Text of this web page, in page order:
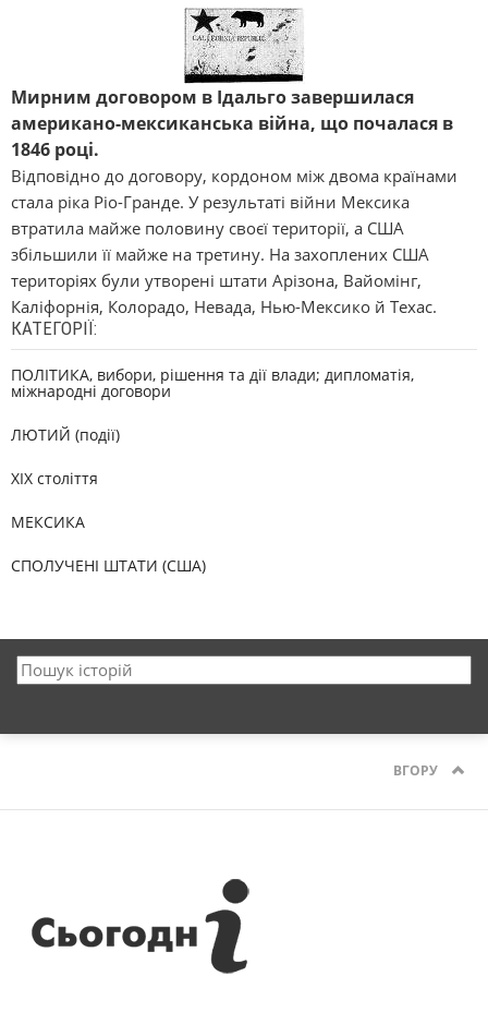
Мирним договором в Ідальго завершилася
американо-мексиканська війна, що почалася в
1846 році.
Відповідно до договору, кордоном між двома країнами
стала ріка Ріо-Гранде. У результаті війни Мексика
втратила майже половину своєї території, а США
збільшили її майже на третину. На захоплених США
територіях були утворені штати Арізона, Вайомінг,
Каліфорнія, Колорадо, Невада, Нью-Мексико й Техас.
КАТЕГОРІЇ:
ПОЛІТИКА, вибори, рішення та дії влади; дипломатія,
міжнародні договори
ЛЮТИЙ (події)
XIX століття
МЕКСИКА
СПОЛУЧЕНІ ШТАТИ (США)
ВГОРУ